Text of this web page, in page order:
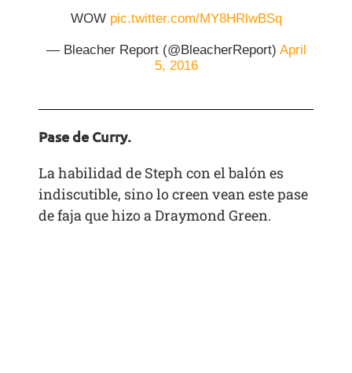
WOW pic.twitter.com/MY8HRlwBSq
— Bleacher Report (@BleacherReport) April
5, 2016
Pase de Curry.
La habilidad de Steph con el balón es
indiscutible, sino lo creen vean este pase
de faja que hizo a Draymond Green.